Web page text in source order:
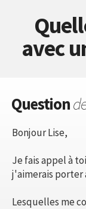
avec
Question
Bonjour Lise,
Je fais appel à
j'aimerais porter
Lesquelles me